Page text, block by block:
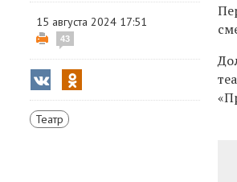
15 августа 2024 17:51
43
Театр